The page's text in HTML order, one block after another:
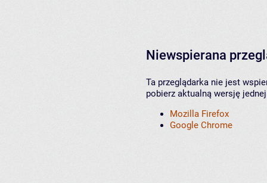
Niewspierana
Ta przeglądarka nie jest
pobierz aktualną wersję
Mozilla Firefox
Google Chrome